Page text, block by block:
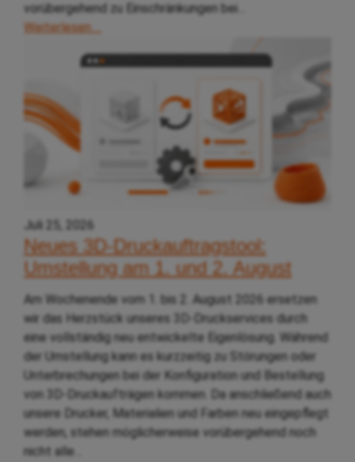
vorübergehend zu Einschränkungen bei…
Weiterlesen….
Juli 25, 2026
Neues 3D-Druckauftragstool:
Umstellung am 1. und 2. August
Am Wochenende vom 1. bis 2. August 2026 ersetzen
wir das Herzstück unseres 3D-Druckservices durch
eine vollständig neu entwickelte Eigenlösung. Während
der Umstellung kann es kurzzeitig zu Störungen oder
Unterbrechungen bei der Konfiguration und Bestellung
von 3D-Druckaufträgen kommen. Da anschließend auch
unsere Drucker, Materialien und Farben neu eingepflegt
werden, stehen möglicherweise vorübergehend noch
nicht alle…